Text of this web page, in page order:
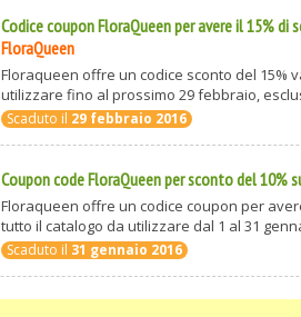
Codice coupon FloraQueen per avere il 15%
FloraQueen
Floraqueen offre un codice sconto del 15%
utilizzare fino al prossimo 29 febbraio,
Scaduto il 29 febbraio 2016
Coupon code FloraQueen per sconto del
Floraqueen offre un codice coupon per
tutto il catalogo da utilizzare dal 1 al 31
Scaduto il 31 gennaio 2016